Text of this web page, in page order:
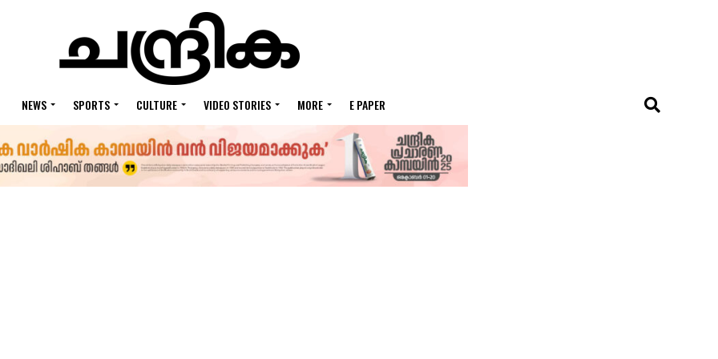
NEWS SPORTS CULTURE VIDEO STORIES MORE E PAPER